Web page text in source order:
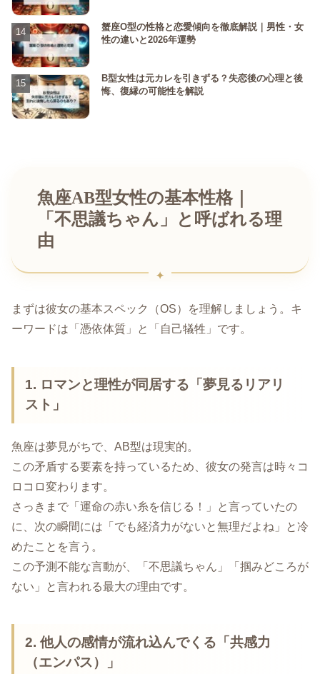
蟹座O型の性格と恋愛傾向を徹底解説｜男性・女
性の違いと2026年運勢
B型女性は元カレを引きずる？失恋後の心理と後
悔、復縁の可能性を解説
魚座AB型女性の基本性格｜
「不思議ちゃん」と呼ばれる理
由
まずは彼女の基本スペック（OS）を理解しましょう。キ
ーワードは「憑依体質」と「自己犠牲」です。
1. ロマンと理性が同居する「夢見るリアリ
スト」
魚座は夢見がちで、AB型は現実的。
この矛盾する要素を持っているため、彼女の発言は時々コ
ロコロ変わります。
さっきまで「運命の赤い糸を信じる！」と言っていたの
に、次の瞬間には「でも経済力がないと無理だよね」と冷
めたことを言う。
この予測不能な言動が、「不思議ちゃん」「掴みどころが
ない」と言われる最大の理由です。
2. 他人の感情が流れ込んでくる「共感力
（エンパス）」